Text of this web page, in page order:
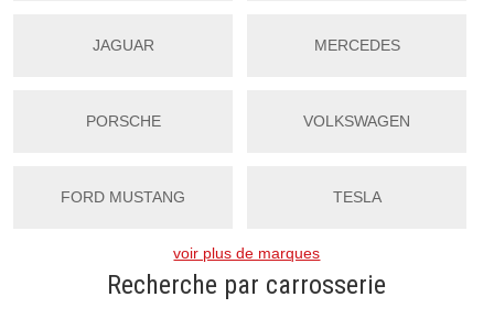
JAGUAR MERCEDES
PORSCHE VOLKSWAGEN
FORD MUSTANG TESLA
voir plus de marques
Recherche par carrosserie